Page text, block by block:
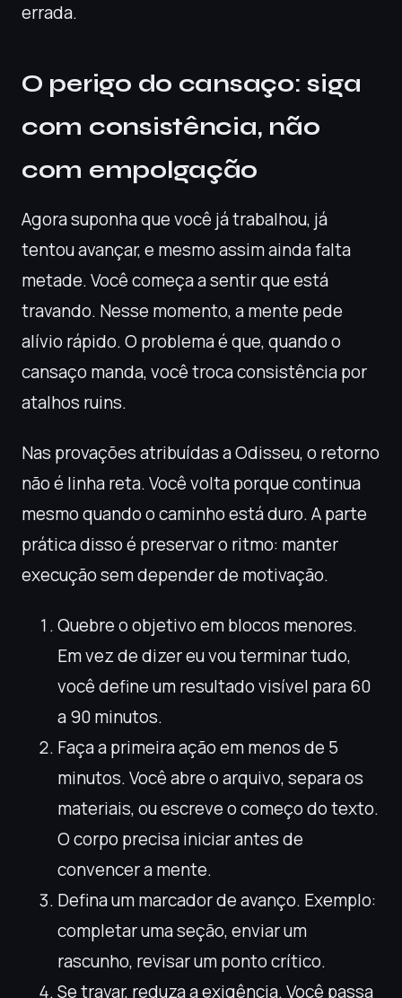
errada.
O perigo do cansaço: siga
com consistência, não
com empolgação
Agora suponha que você já trabalhou, já
tentou avançar, e mesmo assim ainda falta
metade. Você começa a sentir que está
travando. Nesse momento, a mente pede
alívio rápido. O problema é que, quando o
cansaço manda, você troca consistência por
atalhos ruins.
Nas provações atribuídas a Odisseu, o retorno
não é linha reta. Você volta porque continua
mesmo quando o caminho está duro. A parte
prática disso é preservar o ritmo: manter
execução sem depender de motivação.
Quebre o objetivo em blocos menores.
Em vez de dizer eu vou terminar tudo,
você define um resultado visível para 60
a 90 minutos.
Faça a primeira ação em menos de 5
minutos. Você abre o arquivo, separa os
materiais, ou escreve o começo do texto.
O corpo precisa iniciar antes de
convencer a mente.
Defina um marcador de avanço. Exemplo:
completar uma seção, enviar um
rascunho, revisar um ponto crítico.
Se travar, reduza a exigência. Você passa